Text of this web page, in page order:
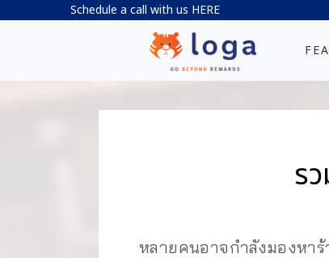
Schedule a call with us HERE
ร
หลายคนอาจกำลังมองหา